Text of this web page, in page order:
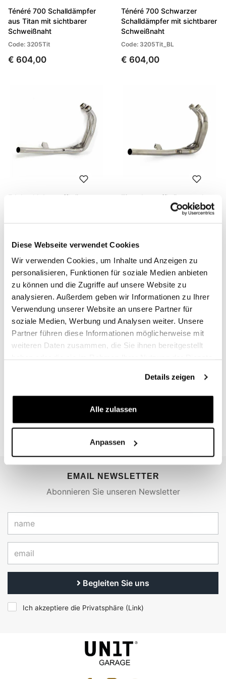
Diese Webseite verwendet Cookies
Wir verwenden Cookies, um Inhalte und Anzeigen zu
personalisieren, Funktionen für soziale Medien anbieten
zu können und die Zugriffe auf unsere Website zu
analysieren. Außerdem geben wir Informationen zu Ihrer
Verwendung unserer Website an unsere Partner für
soziale Medien, Werbung und Analysen weiter. Unsere
Partner führen diese Informationen möglicherweise mit
weiteren Daten zusammen, die Sie ihnen bereitgestellt
Details zeigen
Alle zulassen
Anpassen
Ténéré 700 Schalldämpfer
aus Titan mit sichtbarer
Schweißnaht
Code: 3205Tit
€ 604,00
Ténéré 700 Schwarzer
Schalldämpfer mit sichtbarer
Schweißnaht
Code: 3205Tit_BL
€ 604,00
Edelstahl-Auspuffkrümmer
Titan Auspuffkrümmer ohne
Katalysator Ténéré 700
Code: U101
EMAIL NEWSLETTER
Abonnieren Sie unseren Newsletter
Begleiten Sie uns
Ich akzeptiere die Privatsphäre (Link)